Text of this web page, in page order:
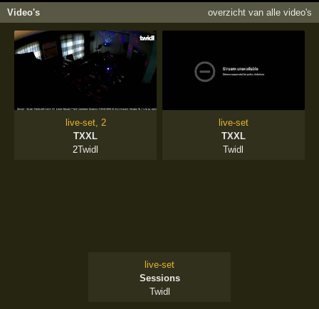
Video's overzicht van alle video's
live-set, 2
TXXL
2Twidl
live-set
TXXL
Twidl
live-set
Sessions
Twidl